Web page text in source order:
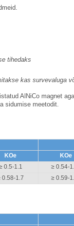
tihedaks
kas survevaluga
AlNiCo magnet
sidumise meetodit.
KOe KOe
0.5-1.1 ≥ 0.54-
0.58-1.7 ≥ 0.59-